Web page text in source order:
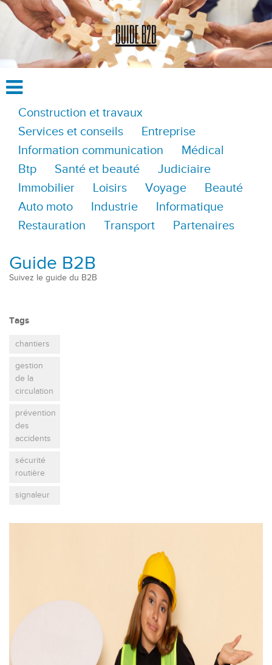
Construction et travaux
Services et conseils
Entreprise
Information communication
Médical
Btp
Santé et beauté
Judiciaire
Immobilier
Loisirs Voyage
Beauté
Auto moto
Industrie
Informatique
Restauration
Transport Partenaires
Guide B2B
Suivez le guide du B2B
Tags
chantiers
gestion
de la
circulation
prévention
des
accidents
sécurité
routière
signaleur